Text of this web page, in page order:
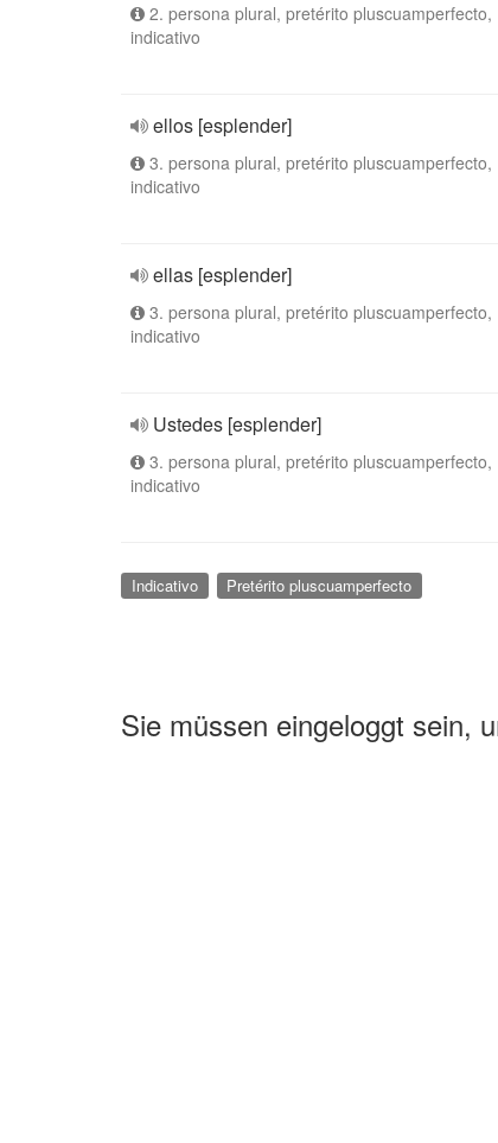
2. persona plural, pretérito pluscuamperfecto,
indicativo
ellos [esplender]
3. persona plural, pretérito pluscuamperfecto,
indicativo
ellas [esplender]
3. persona plural, pretérito pluscuamperfecto,
indicativo
Ustedes [esplender]
3. persona plural, pretérito pluscuamperfecto,
indicativo
Indicativo Pretérito pluscuamperfecto
Sie müssen eingeloggt sein,